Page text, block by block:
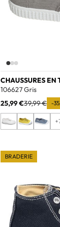
CHAUSSURES EN
106627 Gris
25,99 €39,99 € -
BRADERIE